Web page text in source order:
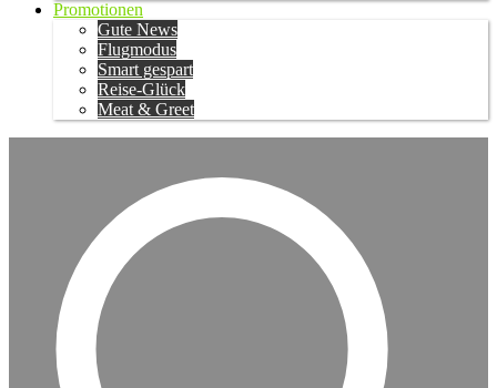
Promotionen
Gute News
Flugmodus
Smart gespart
Reise-Glück
Meat & Greet